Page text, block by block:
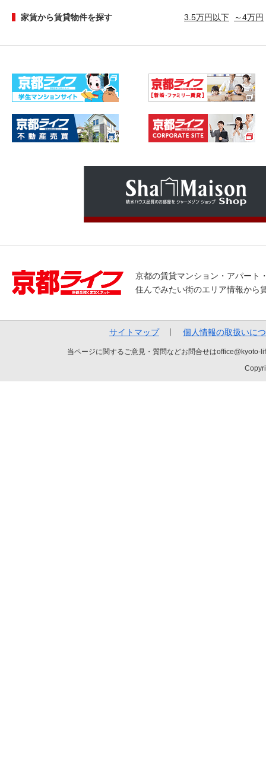
家賃から賃貸物件を探す 3.5万円以下 ～4万円
京都の賃貸マンション・アパート
住んでみたい街のエリア情報から
サイトマップ 個人情報の取扱いに
当ページに関するご意見・質問などお問合せは